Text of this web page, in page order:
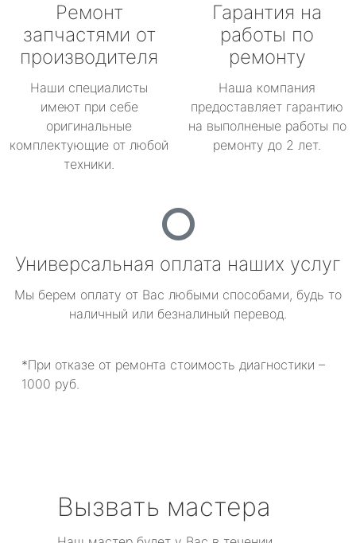
Ремонт
запчастями от
производителя
Наши специалисты
имеют при себе
оригинальные
комплектующие от любой
техники.
Гарантия на
работы по
ремонту
Наша компания
предоставляет гарантию
на выполненые работы по
ремонту до 2 лет.
Универсальная оплата наших услуг
Мы берем оплату от Вас любыми способами, будь то
наличный или безналиный перевод.
*При отказе от ремонта стоимость диагностики –
1000 руб.
Вызвать мастера